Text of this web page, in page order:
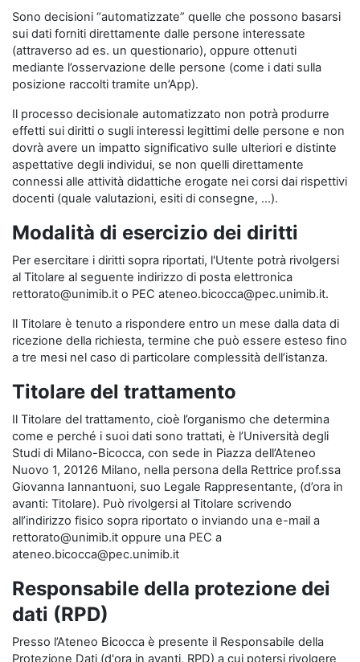
Sono decisioni “automatizzate” quelle che possono basarsi
sui dati forniti direttamente dalle persone interessate
(attraverso ad es. un questionario), oppure ottenuti
mediante l’osservazione delle persone (come i dati sulla
posizione raccolti tramite un’App).
Il processo decisionale automatizzato non potrà produrre
effetti sui diritti o sugli interessi legittimi delle persone e non
dovrà avere un impatto significativo sulle ulteriori e distinte
aspettative degli individui, se non quelli direttamente
connessi alle attività didattiche erogate nei corsi dai rispettivi
docenti (quale valutazioni, esiti di consegne, …).
Modalità di esercizio dei diritti
Per esercitare i diritti sopra riportati, l'Utente potrà rivolgersi
al Titolare al seguente indirizzo di posta elettronica
rettorato@unimib.it o PEC ateneo.bicocca@pec.unimib.it.
Il Titolare è tenuto a rispondere entro un mese dalla data di
ricezione della richiesta, termine che può essere esteso fino
a tre mesi nel caso di particolare complessità dell’istanza.
Titolare del trattamento
Il Titolare del trattamento, cioè l’organismo che determina
come e perché i suoi dati sono trattati, è l’Università degli
Studi di Milano-Bicocca, con sede in Piazza dell’Ateneo
Nuovo 1, 20126 Milano, nella persona della Rettrice prof.ssa
Giovanna Iannantuoni, suo Legale Rappresentante, (d’ora in
avanti: Titolare). Può rivolgersi al Titolare scrivendo
all’indirizzo fisico sopra riportato o inviando una e-mail a
rettorato@unimib.it oppure una PEC a
ateneo.bicocca@pec.unimib.it
Responsabile della protezione dei
dati (RPD)
Presso l’Ateneo Bicocca è presente il Responsabile della
Protezione Dati (d'ora in avanti, RPD) a cui potersi rivolgere